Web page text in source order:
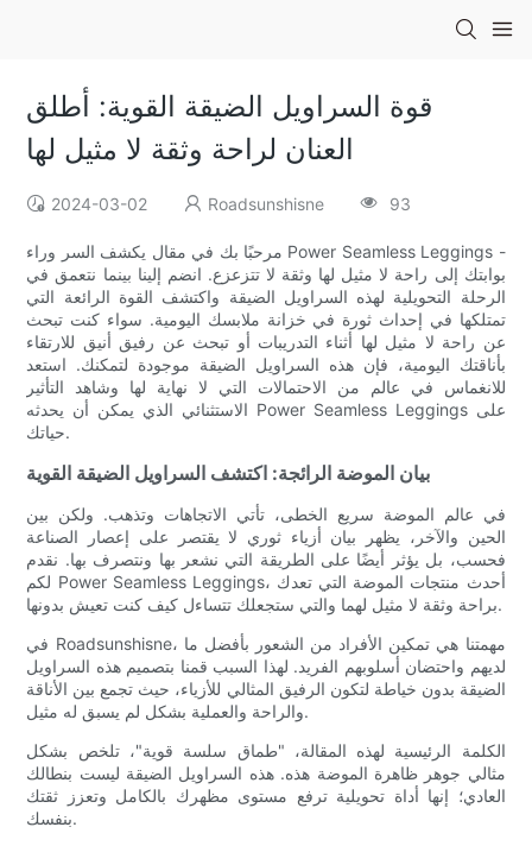
قوة السراويل الضيقة القوية: أطلق
العنان لراحة وثقة لا مثيل لها
2024-03-02 Roadsunshisne 93
مرحبًا بك في مقال يكشف السر وراء Power Seamless Leggings -
بوابتك إلى راحة لا مثيل لها وثقة لا تتزعزع. انضم إلينا بينما نتعمق في
الرحلة التحويلية لهذه السراويل الضيقة واكتشف القوة الرائعة التي
تمتلكها في إحداث ثورة في خزانة ملابسك اليومية. سواء كنت تبحث
عن راحة لا مثيل لها أثناء التدريبات أو تبحث عن رفيق أنيق للارتقاء
بأناقتك اليومية، فإن هذه السراويل الضيقة موجودة لتمكنك. استعد
للانغماس في عالم من الاحتمالات التي لا نهاية لها وشاهد التأثير
الاستثنائي الذي يمكن أن يحدثه Power Seamless Leggings على
حياتك.
بيان الموضة الرائجة: اكتشف السراويل الضيقة القوية
في عالم الموضة سريع الخطى، تأتي الاتجاهات وتذهب. ولكن بين
الحين والآخر، يظهر بيان أزياء ثوري لا يقتصر على إعصار الصناعة
فحسب، بل يؤثر أيضًا على الطريقة التي نشعر بها ونتصرف بها. نقدم
لكم Power Seamless Leggings، أحدث منتجات الموضة التي تعدك
براحة وثقة لا مثيل لهما والتي ستجعلك تتساءل كيف كنت تعيش بدونها.
في Roadsunshisne، مهمتنا هي تمكين الأفراد من الشعور بأفضل ما
لديهم واحتضان أسلوبهم الفريد. لهذا السبب قمنا بتصميم هذه السراويل
الضيقة بدون خياطة لتكون الرفيق المثالي للأزياء، حيث تجمع بين الأناقة
والراحة والعملية بشكل لم يسبق له مثيل.
الكلمة الرئيسية لهذه المقالة، "طماق سلسة قوية"، تلخص بشكل
مثالي جوهر ظاهرة الموضة هذه. هذه السراويل الضيقة ليست بنطالك
العادي؛ إنها أداة تحويلية ترفع مستوى مظهرك بالكامل وتعزز ثقتك
بنفسك.